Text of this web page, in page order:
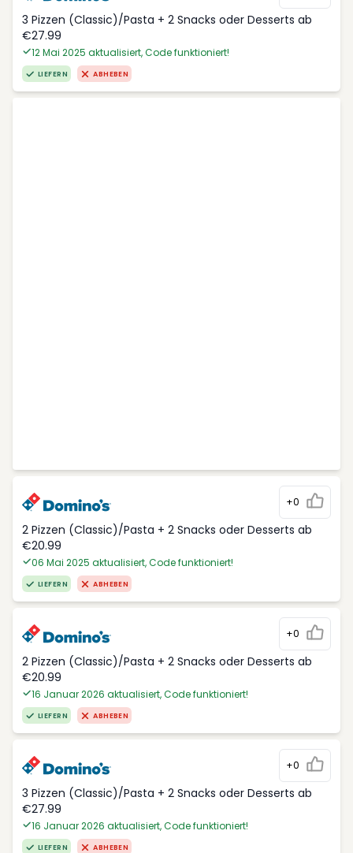
3 Pizzen (Classic)/Pasta + 2 Snacks oder Desserts ab
€27.99
12 Mai 2025 aktualisiert, Code funktioniert!
LIEFERN ABHEBEN
+0
2 Pizzen (Classic)/Pasta + 2 Snacks oder Desserts ab
€20.99
06 Mai 2025 aktualisiert, Code funktioniert!
LIEFERN ABHEBEN
+0
2 Pizzen (Classic)/Pasta + 2 Snacks oder Desserts ab
€20.99
16 Januar 2026 aktualisiert, Code funktioniert!
LIEFERN ABHEBEN
+0
3 Pizzen (Classic)/Pasta + 2 Snacks oder Desserts ab
€27.99
16 Januar 2026 aktualisiert, Code funktioniert!
LIEFERN ABHEBEN